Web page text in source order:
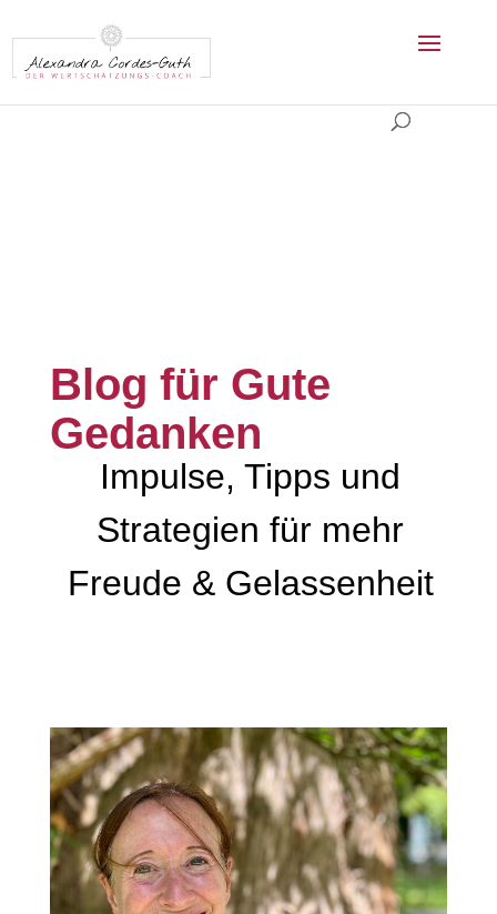
Blog für Gute
Gedanken
Impulse, Tipps und
Strategien für mehr
Freude & Gelassenheit